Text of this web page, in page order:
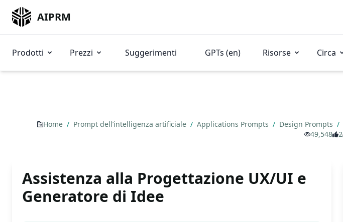
AIPRM
Prodotti Prezzi Suggerimenti GPTs (en) Risorse Circa
Home / Prompt dell’intelligenza artificiale / Applications Prompts / Design Prompts /
49,548
2
Assistenza alla Progettazione UX/UI e
Generatore di Idee